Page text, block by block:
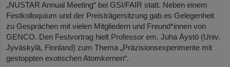
„NUSTAR Annual Meeting“ bei GSI/FAIR statt. Neben einem
Festkolloquium und der Preisträgersitzung gab es Gelegenheit
zu Gesprächen mit vielen Mitgliedern und Freund*innen von
GENCO. Den Festvortrag hielt Professor em. Juha Äystö (Univ.
Jyväskylä, Finnland) zum Thema „Präzisionsexperimente mit
gestoppten exotischen Atomkernen“.